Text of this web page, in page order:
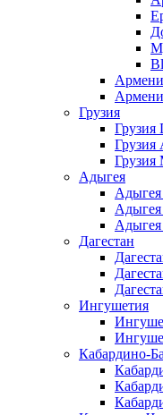
Грузия
Грузия
Грузия
Грузия
Адыгея
Дагестан
Ингушетия
Кабардино-